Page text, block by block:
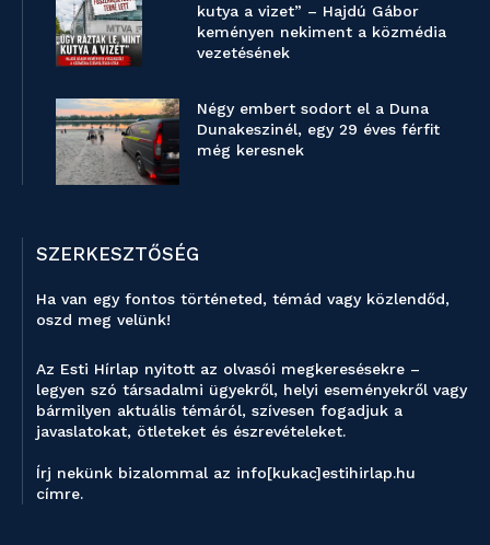
kutya a vizet” – Hajdú Gábor
keményen nekiment a közmédia
vezetésének
Négy embert sodort el a Duna
Dunakeszinél, egy 29 éves férfit
még keresnek
SZERKESZTŐSÉG
Ha van egy fontos történeted, témád vagy közlendőd,
oszd meg velünk!
Az Esti Hírlap nyitott az olvasói megkeresésekre –
legyen szó társadalmi ügyekről, helyi eseményekről vagy
bármilyen aktuális témáról, szívesen fogadjuk a
javaslatokat, ötleteket és észrevételeket.
Írj nekünk bizalommal az info[kukac]estihirlap.hu
címre.